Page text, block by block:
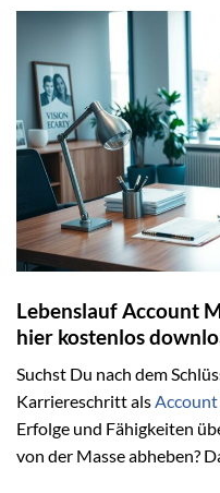
Lebenslauf Account
hier kostenlos
Suchst Du nach dem
Karriereschritt als
Erfolge und Fähigkeiten
von der Masse abheben?